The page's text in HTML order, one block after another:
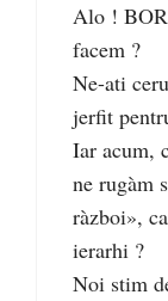
Alo !
facem ?
Ne-ati
jerfit
Iar acum,
ne rugàm
ràzboi»,
ierarhi ?
Noi stim